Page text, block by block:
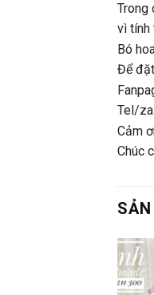
Trong
vì tính
Bó
Để
Tel/
Cảm
Chúc